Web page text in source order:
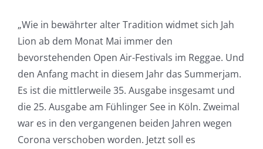
„Wie in bewährter alter Tradition widmet sich Jah
Lion ab dem Monat Mai immer den
bevorstehenden Open Air-Festivals im Reggae. Und
den Anfang macht in diesem Jahr das Summerjam.
Es ist die mittlerweile 35. Ausgabe insgesamt und
die 25. Ausgabe am Fühlinger See in Köln. Zweimal
war es in den vergangenen beiden Jahren wegen
Corona verschoben worden. Jetzt soll es